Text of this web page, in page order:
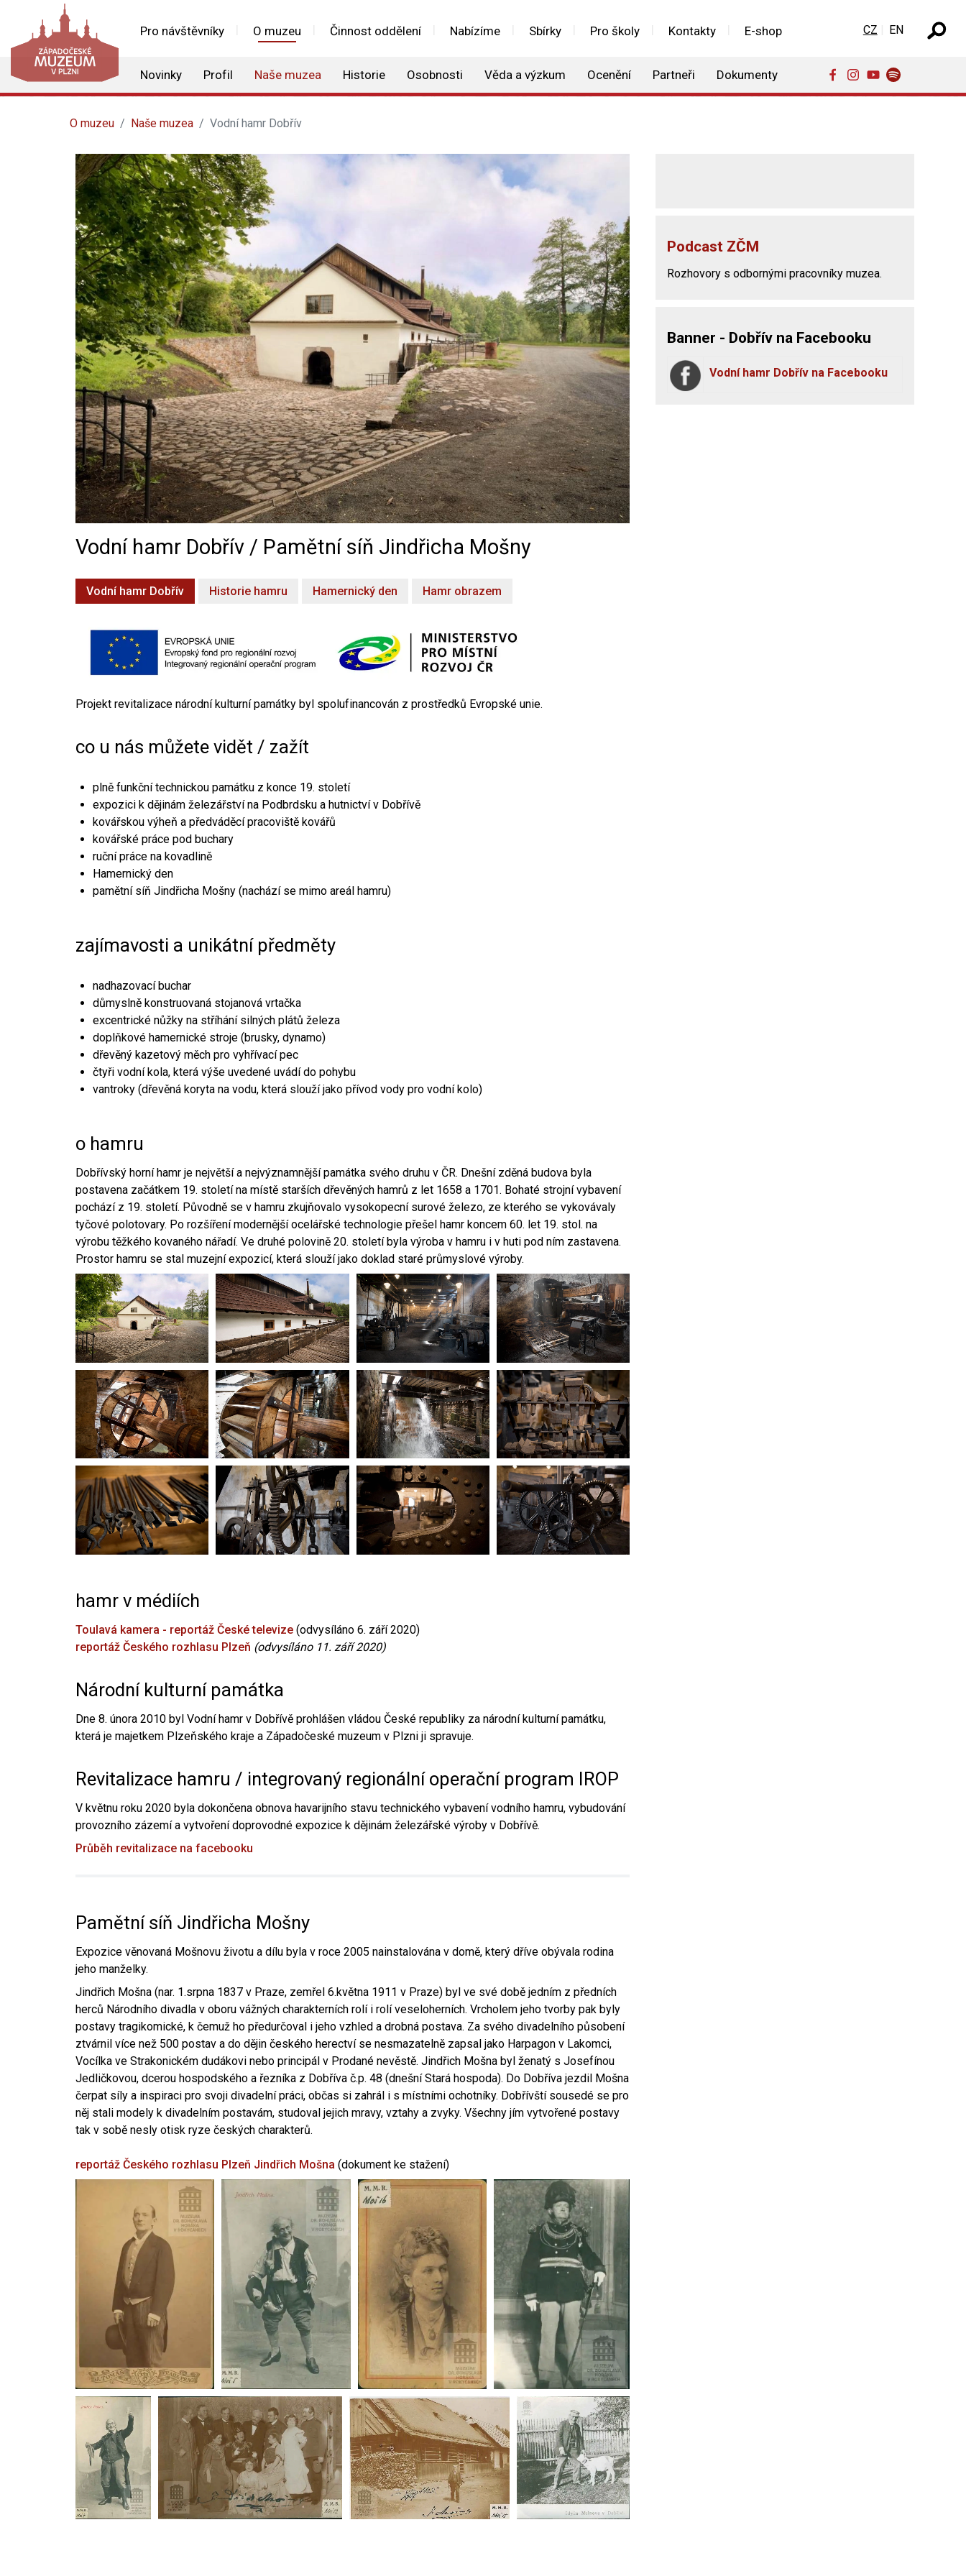
Pro návštěvníky O muzeu Činnost oddělení Nabízíme Sbírky Pro školy Kontakty E-shop
Novinky Profil Naše muzea Historie Osobnosti Věda a výzkum Ocenění Partneři Dokumenty
Zvolte jazyk
CZ EN
O muzeu Naše muzea Vodní hamr Dobřív
Vodní hamr Dobřív / Pamětní síň Jindřicha Mošny
Vodní hamr Dobřív Historie hamru Hamernický den Hamr obrazem
Projekt revitalizace národní kulturní památky byl spolufinancován z prostředků Evropské unie.
co u nás můžete vidět / zažít
plně funkční technickou památku z konce 19. století
expozici k dějinám železářství na Podbrdsku a hutnictví v Dobřívě
kovářskou výheň a předváděcí pracoviště kovářů
kovářské práce pod buchary
ruční práce na kovadlině
Hamernický den
pamětní síň Jindřicha Mošny (nachází se mimo areál hamru)
zajímavosti a unikátní předměty
nadhazovací buchar
důmyslně konstruovaná stojanová vrtačka
excentrické nůžky na stříhání silných plátů železa
doplňkové hamernické stroje (brusky, dynamo)
dřevěný kazetový měch pro vyhřívací pec
čtyři vodní kola, která výše uvedené uvádí do pohybu
vantroky (dřevěná koryta na vodu, která slouží jako přívod vody pro vodní kolo)
o hamru
Dobřívský horní hamr je největší a nejvýznamnější památka svého druhu v ČR. Dnešní zděná budova byla
postavena začátkem 19. století na místě starších dřevěných hamrů z let 1658 a 1701. Bohaté strojní vybavení
pochází z 19. století. Původně se v hamru zkujňovalo vysokopecní surové železo, ze kterého se vykovávaly
tyčové polotovary. Po rozšíření modernější ocelářské technologie přešel hamr koncem 60. let 19. stol. na
výrobu těžkého kovaného nářadí. Ve druhé polovině 20. století byla výroba v hamru i v huti pod ním zastavena.
Prostor hamru se stal muzejní expozicí, která slouží jako doklad staré průmyslové výroby.
hamr v médiích
Toulavá kamera - reportáž České televize (odvysíláno 6. září 2020)
reportáž Českého rozhlasu Plzeň (odvysíláno 11. září 2020)
Národní kulturní památka
Dne 8. února 2010 byl Vodní hamr v Dobřívě prohlášen vládou České republiky za národní kulturní památku,
která je majetkem Plzeňského kraje a Západočeské muzeum v Plzni ji spravuje.
Revitalizace hamru / integrovaný regionální operační program IROP
V květnu roku 2020 byla dokončena obnova havarijního stavu technického vybavení vodního hamru, vybudování
provozního zázemí a vytvoření doprovodné expozice k dějinám železářské výroby v Dobřívě.
Průběh revitalizace na facebooku
Pamětní síň Jindřicha Mošny
Expozice věnovaná Mošnovu životu a dílu byla v roce 2005 nainstalována v domě, který dříve obývala rodina
jeho manželky.
Jindřich Mošna (nar. 1.srpna 1837 v Praze, zemřel 6.května 1911 v Praze) byl ve své době jedním z předních
herců Národního divadla v oboru vážných charakterních rolí i rolí veseloherních. Vrcholem jeho tvorby pak byly
postavy tragikomické, k čemuž ho předurčoval i jeho vzhled a drobná postava. Za svého divadelního působení
ztvárnil více než 500 postav a do dějin českého herectví se nesmazatelně zapsal jako Harpagon v Lakomci,
Vocílka ve Strakonickém dudákovi nebo principál v Prodané nevěstě. Jindřich Mošna byl ženatý s Josefínou
Jedličkovou, dcerou hospodského a řezníka z Dobříva č.p. 48 (dnešní Stará hospoda). Do Dobříva jezdil Mošna
čerpat síly a inspiraci pro svoji divadelní práci, občas si zahrál i s místními ochotníky. Dobřívští sousedé se pro
něj stali modely k divadelním postavám, studoval jejich mravy, vztahy a zvyky. Všechny jím vytvořené postavy
tak v sobě nesly otisk ryze českých charakterů.
reportáž Českého rozhlasu Plzeň Jindřich Mošna (dokument ke stažení)
Podcast ZČM
Rozhovory s odbornými pracovníky muzea.
Banner - Dobřív na Facebooku
Vodní hamr Dobřív na Facebooku